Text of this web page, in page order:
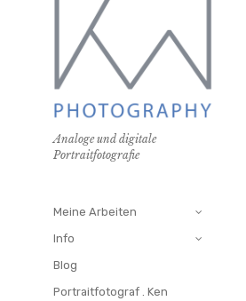
Analoge und digitale
Portraitfotografie
Meine Arbeiten
Info
Blog
Portraitfotograf . Ken